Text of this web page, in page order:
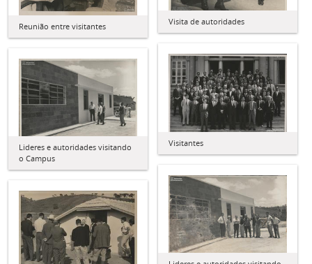
Reunião entre visitantes Visita de autoridades
Visitantes
Lideres e autoridades visitando
o Campus